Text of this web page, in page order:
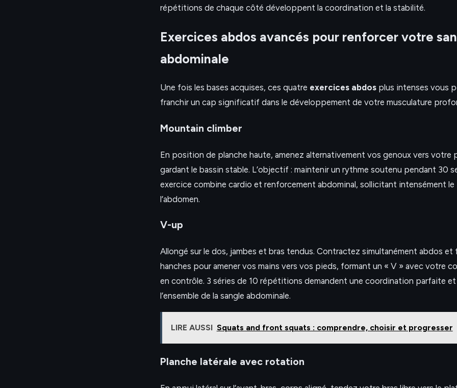
répétitions de chaque côté développent la coordination et la stabilité.
Exercices abdos avancés pour renforcer votre
abdominale
Une fois les bases acquises, ces quatre exercices abdos plus intenses vous
franchir un cap significatif dans le développement de votre musculature
Mountain climber
En position de planche haute, amenez alternativement vos genoux vers votre
gardant le bassin stable. L’objectif : maintenir un rythme soutenu pendant 30
exercice combine cardio et renforcement abdominal, sollicitant intensément le
l’abdomen.
V-up
Allongé sur le dos, jambes et bras tendus. Contractez simultanément abdos et
hanches pour amener vos mains vers vos pieds, formant un « V » avec votre
en contrôle. 3 séries de 10 répétitions demandent une coordination parfaite
l’ensemble de la sangle abdominale.
LIRE AUSSI Squats and front squats : comprendre, choisir et progresser
Planche latérale avec rotation